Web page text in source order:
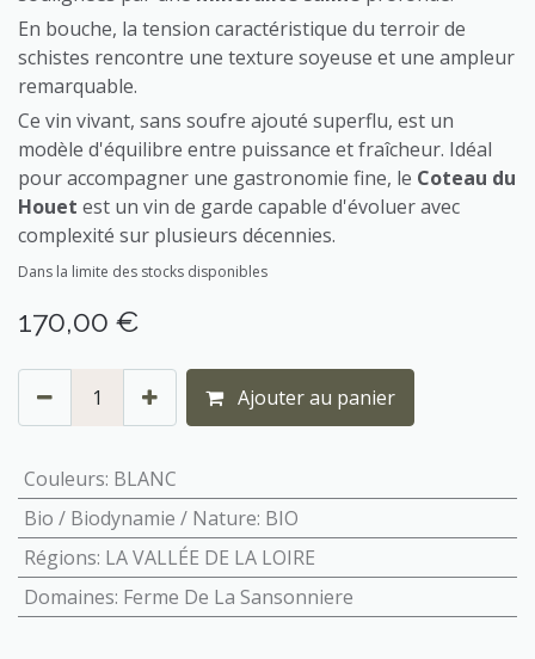
En bouche, la tension caractéristique du terroir de
schistes rencontre une texture soyeuse et une ampleur
remarquable.
Ce vin vivant, sans soufre ajouté superflu, est un
modèle d'équilibre entre puissance et fraîcheur. Idéal
pour accompagner une gastronomie fine, le Coteau du
Houet est un vin de garde capable d'évoluer avec
complexité sur plusieurs décennies.
Dans la limite des stocks disponibles
170,00 €
Ajouter au panier
Couleurs: BLANC
Bio / Biodynamie / Nature: BIO
Régions: LA VALLÉE DE LA LOIRE
Domaines: Ferme De La Sansonniere